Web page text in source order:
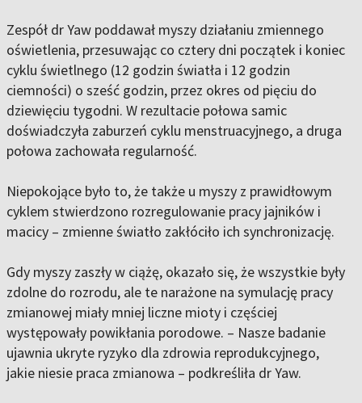
Zespół dr Yaw poddawał myszy działaniu zmiennego
oświetlenia, przesuwając co cztery dni początek i koniec
cyklu świetlnego (12 godzin światła i 12 godzin
ciemności) o sześć godzin, przez okres od pięciu do
dziewięciu tygodni. W rezultacie połowa samic
doświadczyła zaburzeń cyklu menstruacyjnego, a druga
połowa zachowała regularność.
Niepokojące było to, że także u myszy z prawidłowym
cyklem stwierdzono rozregulowanie pracy jajników i
macicy – zmienne światło zakłóciło ich synchronizację.
Gdy myszy zaszły w ciążę, okazało się, że wszystkie były
zdolne do rozrodu, ale te narażone na symulację pracy
zmianowej miały mniej liczne mioty i częściej
występowały powikłania porodowe. – Nasze badanie
ujawnia ukryte ryzyko dla zdrowia reprodukcyjnego,
jakie niesie praca zmianowa – podkreśliła dr Yaw.